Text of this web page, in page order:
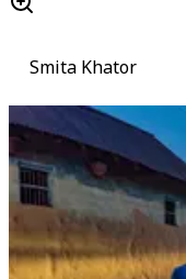
Smita Khator